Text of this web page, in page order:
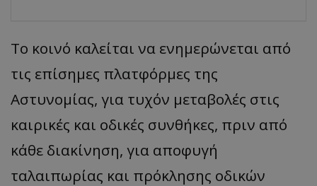
Το κοινό καλείται να ενημερώνεται από
τις επίσημες πλατφόρμες της
Αστυνομίας, για τυχόν μεταβολές στις
καιρικές και οδικές συνθήκες, πριν από
κάθε διακίνηση, για αποφυγή
ταλαιπωρίας και πρόκλησης οδικών